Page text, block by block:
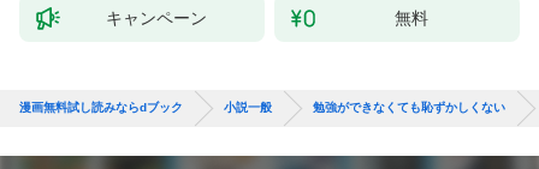
キャンペーン 無料
漫画無料試し読みならdブック 小説一般 勉強ができなくても恥ずかしくない